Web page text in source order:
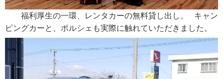
福利厚生の一環、レンタカーの無料貸し出し。
キャン
ピングカーと、ポルシェも実際に触れていただきました。